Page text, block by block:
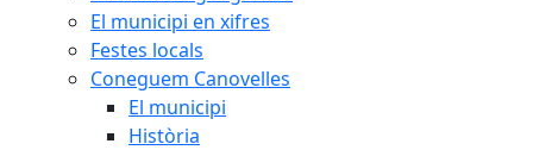
El municipi en xifres
Festes locals
Coneguem Canovelles
El municipi
Història